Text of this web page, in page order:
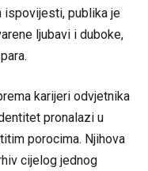
ispovijesti, publika je
ljubavi i duboke,
karijeri odvjetnika
pronalazi u
porocima. Njihova
cijelog jednog